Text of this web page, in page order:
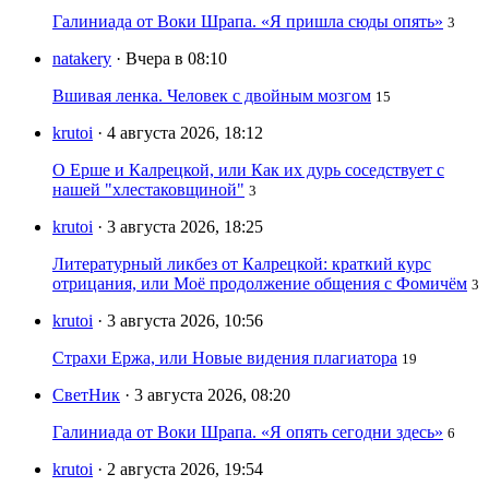
Галиниада от Воки Шрапа. «Я пришла сюды опять» 3
natakery · Вчера в 08:10
Вшивая ленка. Человек с двойным мозгом 15
krutoi · 4 августа 2026, 18:12
О Ерше и Калрецкой, или Как их дурь соседствует с
нашей "хлестаковщиной" 3
krutoi · 3 августа 2026, 18:25
Литературный ликбез от Калрецкой: краткий курс
отрицания, или Моё продолжение общения с Фомичём 3
krutoi · 3 августа 2026, 10:56
Страхи Ержа, или Новые видения плагиатора 19
СветНик · 3 августа 2026, 08:20
Галиниада от Воки Шрапа. «Я опять сегодни здесь» 6
krutoi · 2 августа 2026, 19:54